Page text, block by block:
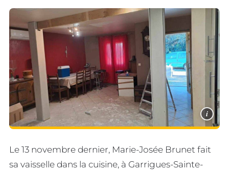
i
Le 13 novembre dernier, Marie-Josée Brunet fait
sa vaisselle dans la cuisine, à Garrigues-Sainte-